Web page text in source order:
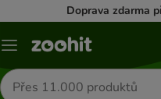
Doprava zdarma
Menu
Hledat
produkty